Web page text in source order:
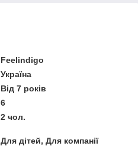
Feelindigo
Україна
Від 7 років
6
2 чол.
Для дітей, Для компанії